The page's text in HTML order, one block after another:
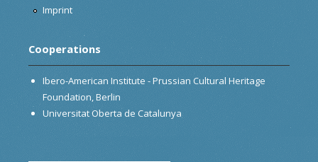
Imprint
Cooperations
Ibero-American Institute - Prussian Cultural Heritage
Foundation, Berlin
Universitat Oberta de Catalunya